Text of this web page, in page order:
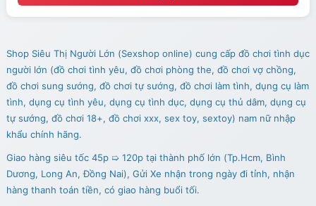
Shop Siêu Thị Người Lớn (Sexshop online) cung cấp đồ chơi tình dục
người lớn (đồ chơi tình yêu, đồ chơi phòng the, đồ chơi vợ chồng,
đồ chơi sung sướng, đồ chơi tự sướng, đồ chơi làm tình, dụng cụ làm
tình, dụng cụ tình yêu, dụng cụ tình dục, dụng cụ thủ dâm, dụng cụ
tự sướng, đồ chơi 18+, đồ chơi xxx, sex toy, sextoy) nam nữ nhập
khẩu chính hãng.
Giao hàng siêu tốc 45p ➯ 120p tại thành phố lớn (Tp.Hcm, Bình
Dương, Long An, Đồng Nai), Gửi Xe nhận trong ngày đi tỉnh, nhận
hàng thanh toán tiền, có giao hàng buổi tối.